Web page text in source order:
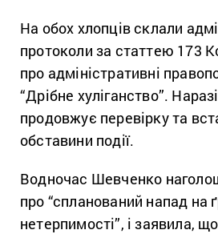
На обох хлопців склали
протоколи за статтею 173
про адміністративні
“Дрібне хуліганство”.
продовжує перевірку та
обставини події.
Водночас Шевченко
про “спланований напад на
нетерпимості”, і заявила,